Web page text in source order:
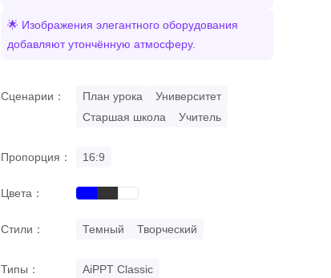
🌟 Изображения элегантного оборудования
добавляют утончённую атмосферу.
Сценарии： План урока
Университет
Старшая школа
Учитель
Пропорция： 16:9
Цвета： blueblackwhite
Стили： Темный Творческий
Типы： AiPPT Classic